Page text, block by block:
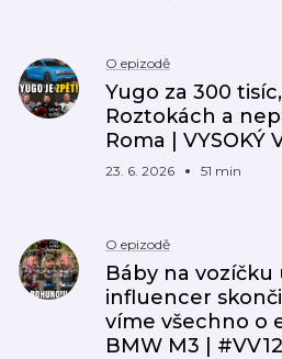
O epizodě
Yugo za 300
Roztokách a
Roma | VYSOKÝ
23. 6. 2026 51 min
O epizodě
Báby na vozíčku
influencer
víme všechno o
BMW M3 | #VV12